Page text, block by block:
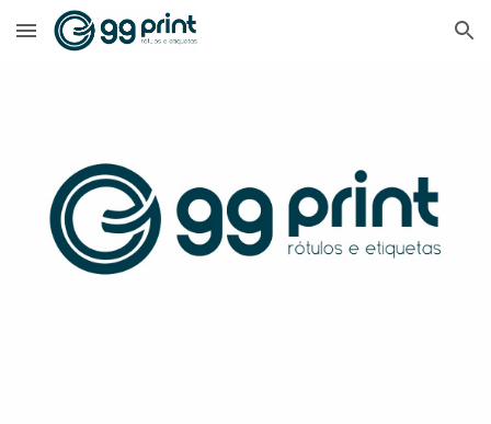
Skip to main content Skip to navigation